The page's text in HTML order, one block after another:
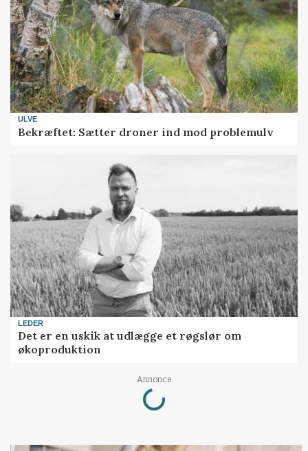
ULVE
Bekræftet: Sætter droner ind mod problemulv
LEDER
Det er en uskik at udlægge et røgslør om
økoproduktion
Annonce
Loading...